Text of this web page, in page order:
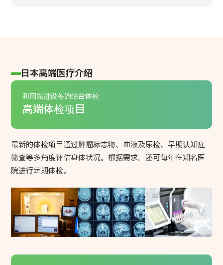
日本高端医疗介绍
利用先进设备的综合体检
高端体检项目
最新的体检项目通过肿瘤标志物、血液及尿检、早期认知症
筛查等多角度评估身体状况。根据需求，还可每年在知名医
院进行定期体检。